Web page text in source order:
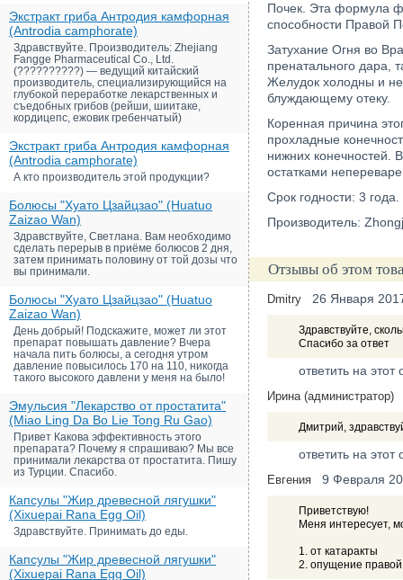
Экстракт гриба Антродия камфорная
(Antrodia camphorate)
Здравствуйте. Производитель: Zhejiang
Fangge Pharmaceutical Co., Ltd.
(??????????) — ведущий китайский
производитель, специализирующийся на
глубокой переработке лекарственных и
съедобных грибов (рейши, шиитаке,
кордицепс, ежовик гребенчатый)
Экстракт гриба Антродия камфорная
(Antrodia camphorate)
А кто производитель этой продукции?
Болюсы "Хуато Цзайцзао" (Huatuo
Zaizao Wan)
Здравствуйте, Светлана. Вам необходимо
сделать перерыв в приёме болюсов 2 дня,
затем принимать половину от той дозы что
вы принимали.
Болюсы "Хуато Цзайцзао" (Huatuo
Zaizao Wan)
День добрый! Подскажите, может ли этот
препарат повышать давление? Вчера
начала пить болюсы, а сегодня утром
давление повысилось 170 на 110, никогда
такого высокого давлени у меня на было!
Эмульсия "Лекарство от простатита"
(Miao Ling Da Bo Lie Tong Ru Gao)
Привет Какова эффективность этого
препарата? Почему я спрашиваю? Мы все
принимали лекарства от простатита. Пишу
из Турции. Спасибо.
Капсулы "Жир древесной лягушки"
(Xixuepai Rana Egg Oil)
Здравствуйте. Принимать до еды.
Капсулы "Жир древесной лягушки"
(Xixuepai Rana Egg Oil)
Почек. Эта формула
способности Правой
Затухание Огня во
пренатального дара,
Желудок холодны и
блуждающему отеку.
Коренная причина
прохладные
нижних конечностей.
остатками
Срок годности: 3 года.
Производитель:
Отзывы об этом
Dmitry 26 Января
Здравствуйте,
Спасибо за ответ
ответить на этот
Ирина (администратор)
Дмитрий,
ответить на этот
Евгения 9 Февраля
Приветствую!
Меня интересует,
1. от катаракты
2. опущение правой